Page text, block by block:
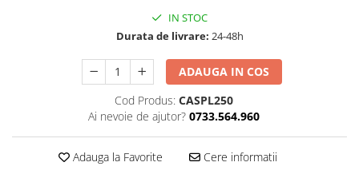
IN STOC
Durata de livrare: 24-48h
ADAUGA IN COS
Cod Produs: CASPL250
Ai nevoie de ajutor? 0733.564.960
Adauga la Favorite Cere informatii